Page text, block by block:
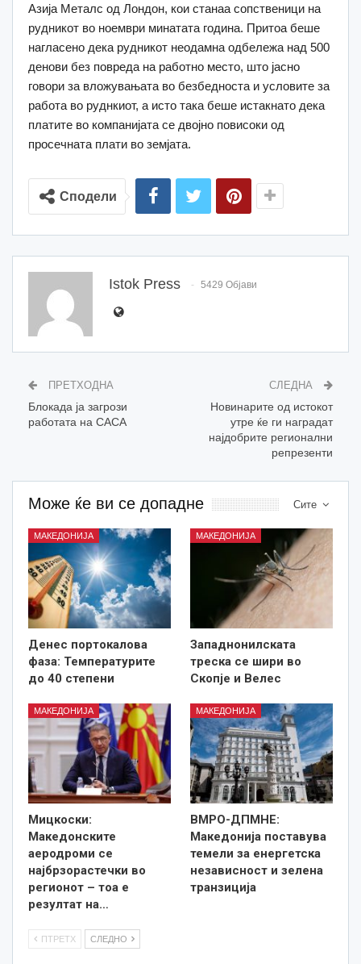
Азија Металс од Лондон, кои станаа сопственици на
рудникот во ноември минатата година. Притоа беше
нагласено дека рудникот неoдамна одбележа над 500
денови без повреда на работно место, што јасно
говори за вложувањата во безбедноста и условите за
работа во руднкиот, а исто така беше истакнато дека
платите во компанијата се двојно повисоки од
просечната плати во земјата.
Сподели
Istok Press 5429 Објави
ПРЕТХОДНА
Блокада ја загрози
работата на САСА
СЛЕДНА
Новинарите од истокот
утре ќе ги наградат
најдобрите регионални
репрезенти
Сите
Може ќе ви се допадне
МАКЕДОНИЈА
Денес портокалова
фаза: Температурите
до 40 степени
МАКЕДОНИЈА
Западнонилската
треска се шири во
Скопје и Велес
МАКЕДОНИЈА
Мицкоски:
Македонските
аеродроми се
најбрзорастечки во
регионот – тоа е
резултат на…
МАКЕДОНИЈА
ВМРО-ДПМНЕ:
Македонија поставува
темели за енергетска
независност и зелена
транзиција
ПТРЕТХ СЛЕДНО